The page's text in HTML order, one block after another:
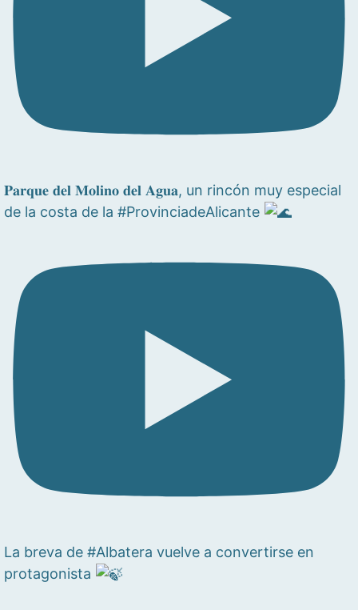
𝐏𝐚𝐫𝐪𝐮𝐞 𝐝𝐞𝐥 𝐌𝐨𝐥𝐢𝐧𝐨 𝐝𝐞𝐥 𝐀𝐠𝐮𝐚, un rincón muy especial
de la costa de la #ProvinciadeAlicante
La breva de #Albatera vuelve a convertirse en
protagonista